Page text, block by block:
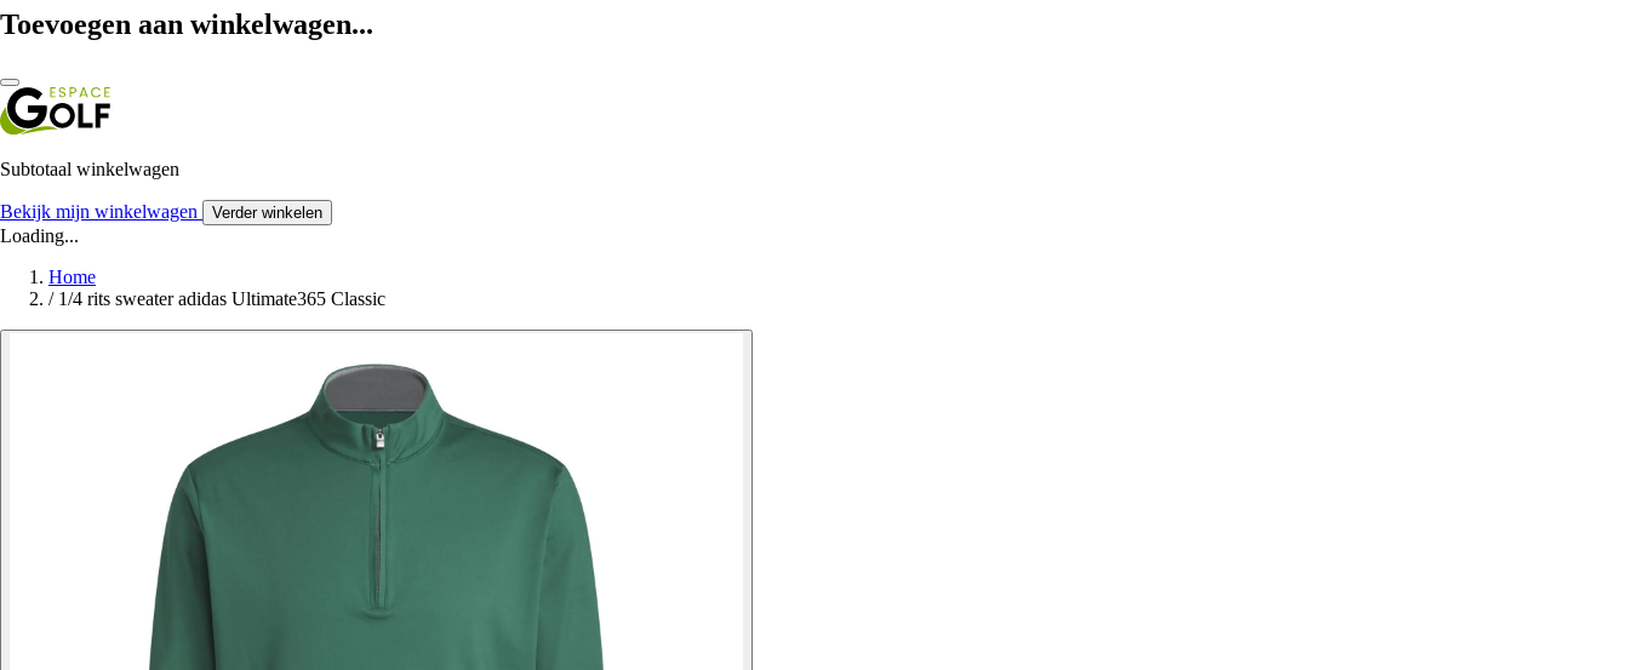
Toevoegen aan winkelwagen...
Subtotaal winkelwagen
Bekijk mijn winkelwagen Verder winkelen
Loading...
Home
/ 1/4 rits sweater adidas Ultimate365 Classic